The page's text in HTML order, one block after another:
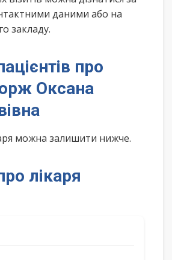
даними або на
закладу.
про
Оксана
можна залишити нижче.
лікаря